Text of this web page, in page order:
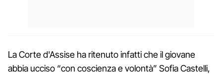
La Corte d'Assise ha ritenuto infatti che il giovane
abbia ucciso “con coscienza e volontà” Sofia Castelli,